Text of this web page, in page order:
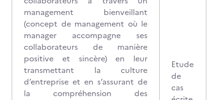
management bienveillant
(concept de management où le
manager accompagne ses
collaborateurs de manière
positive et sincère) en leur
transmettant la culture
d’entreprise et en s’assurant de
la compréhension des
Etude
de
cas